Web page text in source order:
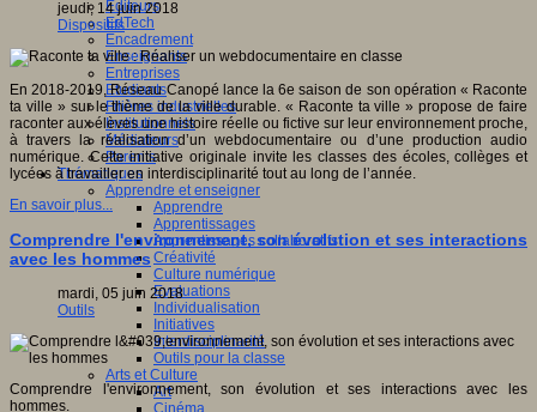
Editeurs
EdTech
Encadrement
Enseignants
Entreprises
Etudiants
Filières industrielles
Institutionnels
Médiateurs
Parents
Thématiques
Apprendre et enseigner
Apprendre
Apprentissages
Apprentissages collaboratifs
Créativité
Culture numérique
Evaluations
Individualisation
Initiatives
Interdisciplinarité
Outils pour la classe
Arts et Culture
Art
Cinéma
jeudi, 14 juin 2018
Dispositifs
En 2018-2019, Réseau Canopé lance la 6e saison de son opération « Raconte
ta ville » sur le thème de la ville durable. « Raconte ta ville » propose de faire
raconter aux élèves une histoire réelle ou fictive sur leur environnement proche,
à travers la réalisation d’un webdocumentaire ou d’une production audio
numérique. Cette initiative originale invite les classes des écoles, collèges et
lycées à travailler en interdisciplinarité tout au long de l’année.
En savoir plus...
Comprendre l'environnement, son évolution et ses interactions
avec les hommes
mardi, 05 juin 2018
Outils
Comprendre l'environnement, son évolution et ses interactions avec les
hommes.